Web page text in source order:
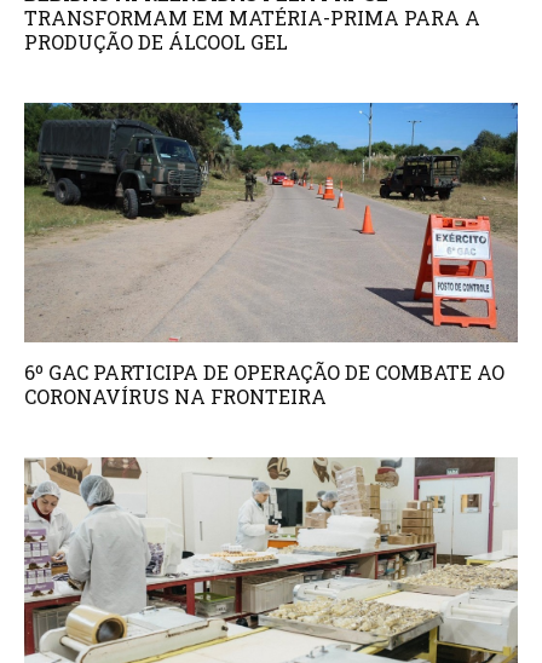
TRANSFORMAM EM MATÉRIA-PRIMA PARA A
PRODUÇÃO DE ÁLCOOL GEL
6º GAC PARTICIPA DE OPERAÇÃO DE COMBATE AO
CORONAVÍRUS NA FRONTEIRA